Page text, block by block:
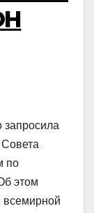
запросила
Совета
по
этом
всемирной